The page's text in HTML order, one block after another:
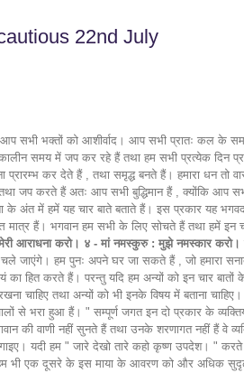
22nd July
भक्तों को आशीर्वाद। आप सभी प्रातः कल के समय
समय में जप कर रहे हैं तथा हम सभी प्रत्येक
प्रारम्भ कर देते हैं , तथा समृद्ध बनते हैं। हमारा धन
तथा जप करते हैं अतः आप सभी बुद्धिमान हैं , क्योंकि
के अंत में हमें यह चार बाते बताते हैं। इस प्रकार यह
हैं। भगवान हम सभी के लिए सोचते हैं तथा हमें इन
आराधना करो। ४ - मां नमस्कुरु : मुझे नमस्कार करो।
चले जाएंगे। हम पुनः अपने घर जा सकते हैं , जो
हित करते हैं। परन्तु यदि हम अन्यों को इन चार
चाहिए तथा अन्यों को भी इनके विषय में बताना
भरा हुआ हैं। " सम्पूर्ण जगत इन दो प्रकार के
की वाणी नहीं सुनते हैं तथा उनके शरणागत नहीं हैं वे
यदी हम " जारे देखो तारे कहो कृष्ण उपदेश। "
भी एक दूसरे के इस माया के आवरण को और अधिक